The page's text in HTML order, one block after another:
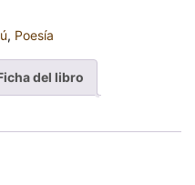
, Poesía
del libro